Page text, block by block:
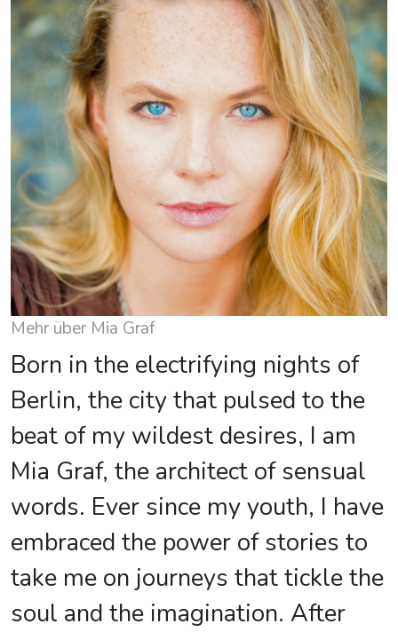
Mehr über Mia Graf
Born in the electrifying nights of
Berlin, the city that pulsed to the
beat of my wildest desires, I am
Mia Graf, the architect of sensual
words. Ever since my youth, I have
embraced the power of stories to
take me on journeys that tickle the
soul and the imagination. After